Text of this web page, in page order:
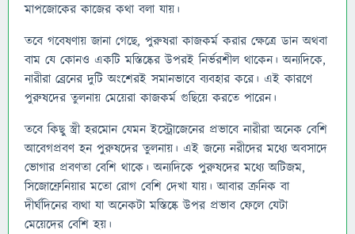
মাপজোকের কাজের কথা বলা যায়।
তবে গবেষণায় জানা গেছে, পুরুষরা কাজকর্ম করার ক্ষেত্রে ডান অথবা
বাম যে কোনও একটি মস্তিষ্কের উপরই নির্ভরশীল থাকেন। অন্যদিকে,
নারীরা ব্রেনের দুটি অংশেরই সমানভাবে ব্যবহার করে। এই কারণে
পুরুষদের তুলনায় মেয়েরা কাজকর্ম গুছিয়ে করতে পারেন।
তবে কিছু স্ত্রী হরমোন যেমন ইস্ট্রোজেনের প্রভাবে নারীরা অনেক বেশি
আবেগপ্রবণ হন পুরুষদের তুলনায়। এই জন্যে নরীদের মধ্যে অবসাদে
ভোগার প্রবণতা বেশি থাকে। অন্যদিকে পুরুষদের মধ্যে অটিজম,
সিজোফ্রেনিয়ার মতো রোগ বেশি দেখা যায়। আবার ক্রনিক বা
দীর্ঘদিনের ব্যথা যা অনেকটা মস্তিষ্কে উপর প্রভাব ফেলে যেটা
মেয়েদের বেশি হয়।